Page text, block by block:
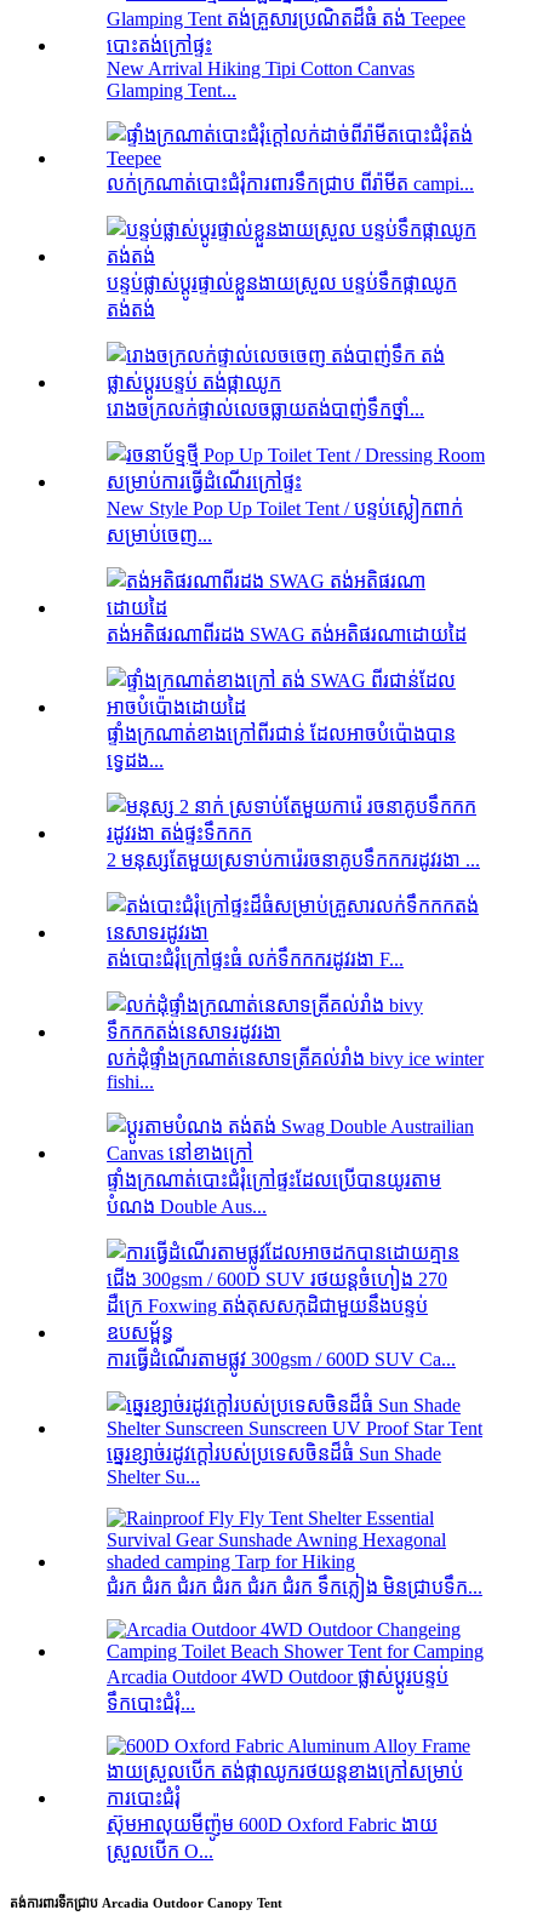
New Arrival Hiking Tipi Cotton Canvas
Glamping Tent...
លក់ក្រណាត់បោះជំរុំការពារទឹកជ្រាប ពីរ៉ាមីត campi...
បន្ទប់ផ្លាស់ប្តូរផ្ទាល់ខ្លួនងាយស្រួល បន្ទប់ទឹកផ្កាឈូក
តង់តង់
រោងចក្រ​លក់​ផ្ទាល់​លេច​ធ្លាយ​តង់​បាញ់​ទឹក​ថ្នាំ...
New Style Pop Up Toilet Tent / បន្ទប់ស្លៀកពាក់
សម្រាប់ចេញ...
តង់អតិផរណាពីរដង SWAG តង់អតិផរណាដោយដៃ
ផ្ទាំងក្រណាត់ខាងក្រៅពីរជាន់ ដែលអាចបំប៉ោងបាន
ទ្វេដង...
2 មនុស្សតែមួយស្រទាប់ការ៉េរចនាគូបទឹកកករដូវរងា ...
តង់បោះជំរុំក្រៅផ្ទះធំ លក់ទឹកកករដូវរងា F...
លក់ដុំផ្ទាំងក្រណាត់នេសាទត្រីគល់រាំង bivy ice winter
fishi...
ផ្ទាំងក្រណាត់បោះជំរុំក្រៅផ្ទះដែលប្រើបានយូរតាម
បំណង Double Aus...
ការធ្វើដំណើរតាមផ្លូវ 300gsm / 600D SUV Ca...
ឆ្នេរខ្សាច់រដូវក្តៅរបស់ប្រទេសចិនដ៏ធំ Sun Shade
Shelter Su...
ជំរក ជំរក ជំរក ជំរក ជំរក ជំរក ទឹកភ្លៀង មិនជ្រាបទឹក...
Arcadia Outdoor 4WD Outdoor ផ្លាស់ប្តូរបន្ទប់
ទឹកបោះជំរុំ...
ស៊ុមអាលុយមីញ៉ូម 600D Oxford Fabric ងាយ
ស្រួលបើក O...
តង់ការពារទឹកជ្រាប Arcadia Outdoor Canopy Tent